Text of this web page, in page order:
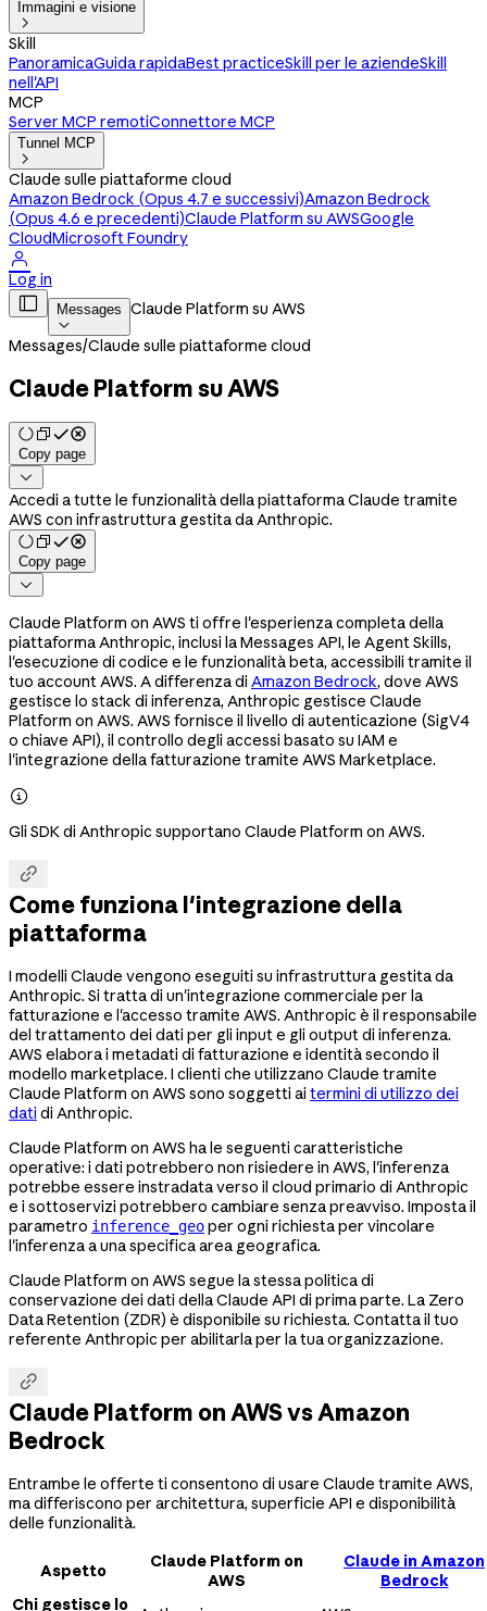
Immagini e visione

Skill
PanoramicaGuida rapidaBest practiceSkill per le aziendeSkill
nell'API
MCP
Server MCP remotiConnettore MCP
Tunnel MCP

Claude sulle piattaforme cloud
Amazon Bedrock (Opus 4.7 e successivi)Amazon Bedrock
(Opus 4.6 e precedenti)Claude Platform su AWSGoogle
CloudMicrosoft Foundry

Log in
 Messages

Claude Platform su AWS
Messages/Claude sulle piattaforme cloud
Claude Platform su AWS
Copy page

Accedi a tutte le funzionalità della piattaforma Claude tramite
AWS con infrastruttura gestita da Anthropic.
Copy page

Claude Platform on AWS ti offre l'esperienza completa della
piattaforma Anthropic, inclusi la Messages API, le Agent Skills,
l'esecuzione di codice e le funzionalità beta, accessibili tramite il
tuo account AWS. A differenza di Amazon Bedrock, dove AWS
gestisce lo stack di inferenza, Anthropic gestisce Claude
Platform on AWS. AWS fornisce il livello di autenticazione (SigV4
o chiave API), il controllo degli accessi basato su IAM e
l'integrazione della fatturazione tramite AWS Marketplace.

Gli SDK di Anthropic supportano Claude Platform on AWS.

Come funziona l'integrazione della
piattaforma
I modelli Claude vengono eseguiti su infrastruttura gestita da
Anthropic. Si tratta di un'integrazione commerciale per la
fatturazione e l'accesso tramite AWS. Anthropic è il responsabile
del trattamento dei dati per gli input e gli output di inferenza.
AWS elabora i metadati di fatturazione e identità secondo il
modello marketplace. I clienti che utilizzano Claude tramite
Claude Platform on AWS sono soggetti ai termini di utilizzo dei
dati di Anthropic.
Claude Platform on AWS ha le seguenti caratteristiche
operative: i dati potrebbero non risiedere in AWS, l'inferenza
potrebbe essere instradata verso il cloud primario di Anthropic
e i sottoservizi potrebbero cambiare senza preavviso. Imposta il
parametro inference_geoper ogni richiesta per vincolare
l'inferenza a una specifica area geografica.
Claude Platform on AWS segue la stessa politica di
conservazione dei dati della Claude API di prima parte. La Zero
Data Retention (ZDR) è disponibile su richiesta. Contatta il tuo
referente Anthropic per abilitarla per la tua organizzazione.

Claude Platform on AWS vs Amazon
Bedrock
Entrambe le offerte ti consentono di usare Claude tramite AWS,
ma differiscono per architettura, superficie API e disponibilità
delle funzionalità.
Aspetto
Claude Platform on
AWS
Claude in Amazon
Bedrock
Chi gestisce lo